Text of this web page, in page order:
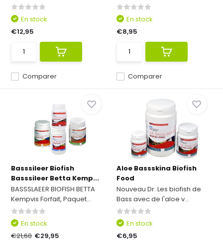
Comparer
En stock
€12,95
Comparer
En stock
€8,95
Basssileer Biofish
Basssileer Betta Kemp...
BASSSLAEER BIOFISH BETTA
Kempvis Forfait, Paquet...
En stock
€21,60 €29,95
Aloe Bassskina Biofish
Food
Nouveau Dr. Les biofish de
Bass avec de l'aloe v...
En stock
€6,95